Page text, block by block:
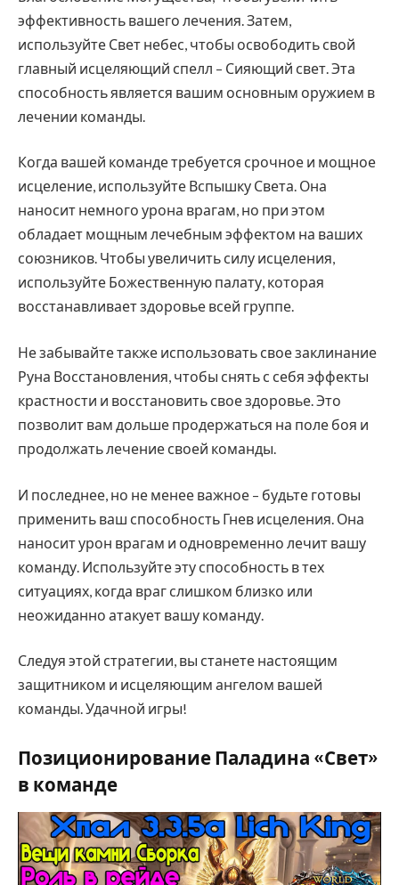
эффективность вашего лечения. Затем,
используйте Свет небес, чтобы освободить свой
главный исцеляющий спелл – Сияющий свет. Эта
способность является вашим основным оружием в
лечении команды.
Когда вашей команде требуется срочное и мощное
исцеление, используйте Вспышку Света. Она
наносит немного урона врагам, но при этом
обладает мощным лечебным эффектом на ваших
союзников. Чтобы увеличить силу исцеления,
используйте Божественную палату, которая
восстанавливает здоровье всей группе.
Не забывайте также использовать свое заклинание
Руна Восстановления, чтобы снять с себя эффекты
крастности и восстановить свое здоровье. Это
позволит вам дольше продержаться на поле боя и
продолжать лечение своей команды.
И последнее, но не менее важное – будьте готовы
применить ваш способность Гнев исцеления. Она
наносит урон врагам и одновременно лечит вашу
команду. Используйте эту способность в тех
ситуациях, когда враг слишком близко или
неожиданно атакует вашу команду.
Следуя этой стратегии, вы станете настоящим
защитником и исцеляющим ангелом вашей
команды. Удачной игры!
Позиционирование Паладина «Свет»
в команде